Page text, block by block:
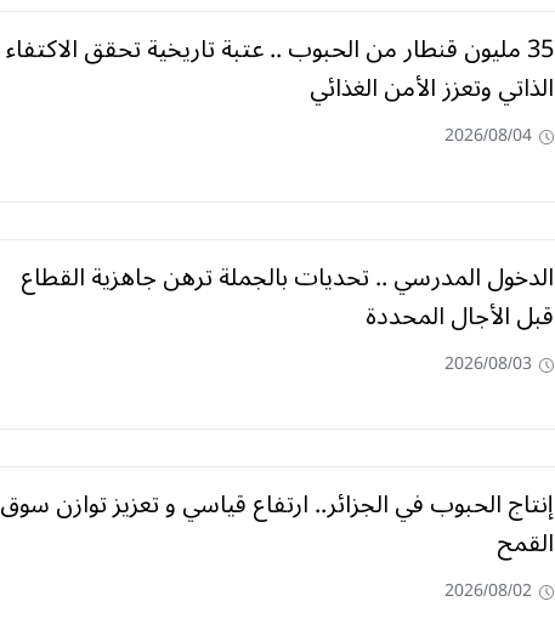
35 مليون قنطار من الحبوب .. عتبة تاريخية تحقق الاكتفاء
الذاتي وتعزز الأمن الغذائي
2026/08/04
الدخول المدرسي .. تحديات بالجملة ترهن جاهزية القطاع
قبل الأجال المحددة
2026/08/03
إنتاج الحبوب في الجزائر.. ارتفاع قياسي و تعزيز توازن سوق
القمح
2026/08/02